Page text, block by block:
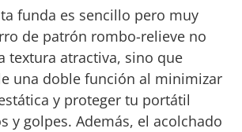
funda es sencillo pero muy
de patrón rombo-relieve no
textura atractiva, sino que
una doble función al minimizar
y proteger tu portátil
y golpes. Además, el acolchado